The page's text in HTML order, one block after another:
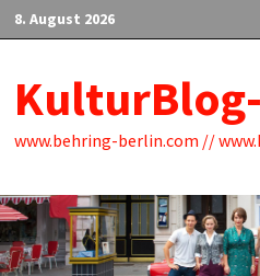
Zum
Inhalt
8. August 2026
www.behring-berlin.com //